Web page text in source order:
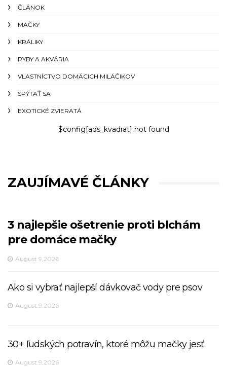
ČLÁNOK
MAČKY
KRÁLIKY
RYBY A AKVÁRIA
VLASTNÍCTVO DOMÁCICH MILÁČIKOV
SPÝTAŤ SA
EXOTICKÉ ZVIERATÁ
$config[ads_kvadrat] not found
ZAUJÍMAVÉ ČLÁNKY
3 najlepšie ošetrenie proti blchám
pre domáce mačky
August 9,2026
Ako si vybrať najlepší dávkovač vody pre psov
August 9,2026
30+ ľudských potravín, ktoré môžu mačky jesť
August 9,2026